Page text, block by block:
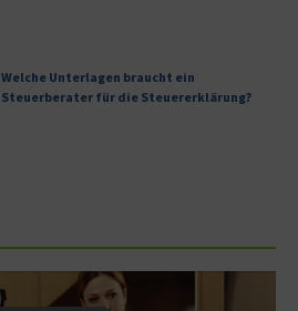
Welche Unterlagen braucht ein
Steuerberater für die Steuererklärung?